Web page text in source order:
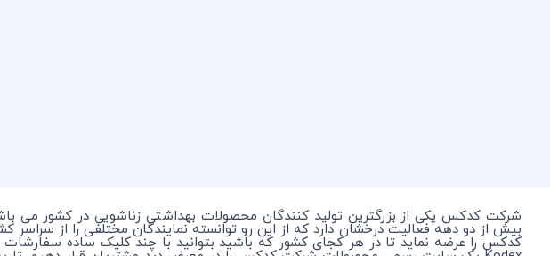
شرکت کدکس یکی از بزرگترین تولید کنندگان محصولات بهداشتی زناشویی در کشور می
بیش از دو دهه فعالیت درخشان دارد که از این رو توانسته نمایندگان مختلفی را از
کدکس را عرضه نماید تا در هر کجای کشور که باشید بتوانید با چند کلیک ساده سفارشات